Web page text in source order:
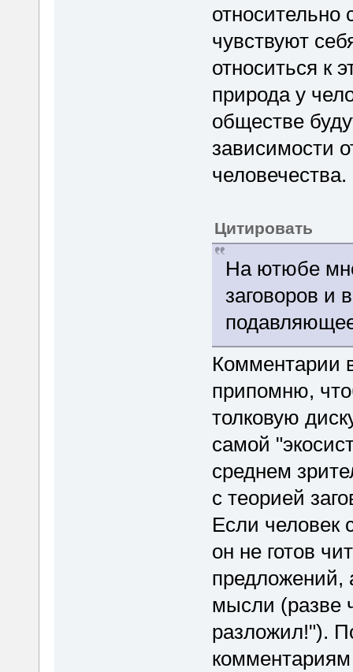
относительно
чувствуют
относиться к
природа у
обществе
зависимости
человечества.
Цитировать
На ютюбе
заговоров и
Комментарии
припомню,
толковую
самой
среднем
с теорией
Если человек
он не готов
предложений,
мысли (разве
разложил!").